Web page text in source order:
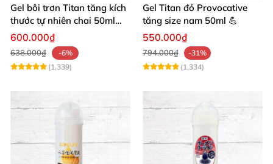
Gel bôi trơn Titan tăng kích
thước tự nhiên chai 50ml
siêu mạnh
600.000₫
638.000₫
-6%
(1,339)
Gel Titan đỏ Provocative
tăng size nam 50ml 💪
550.000₫
794.000₫
-31%
(1,334)